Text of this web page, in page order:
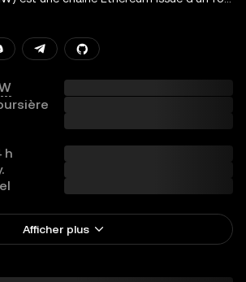
toutes les chaînes
h
Afficher plus